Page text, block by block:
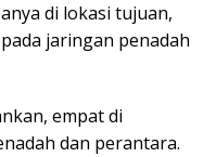
di lokasi tujuan,
jaringan penadah
empat di
dan perantara.